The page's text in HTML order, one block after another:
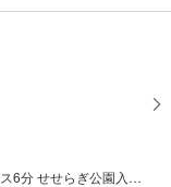
京浜東北線 「蕨」駅 バス6分 せせらぎ公園入口 バス停下車 徒歩6分